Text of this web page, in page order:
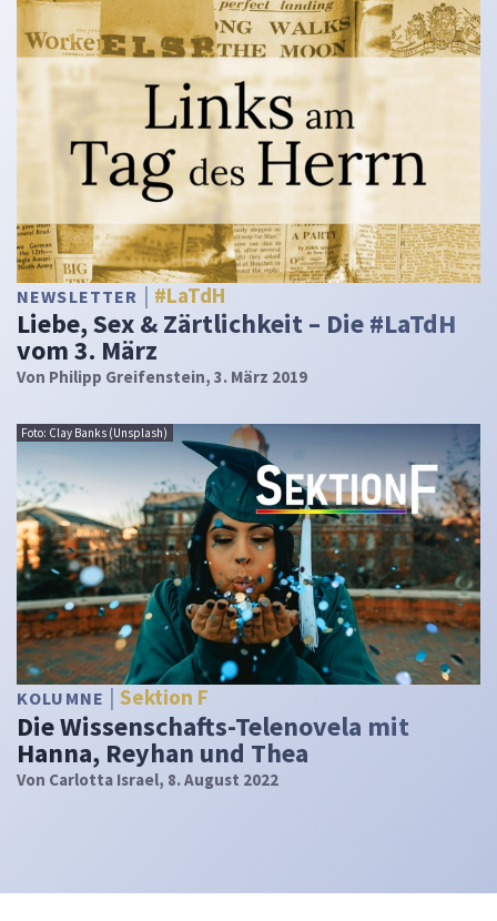
NEWSLETTER #LaTdH
Liebe, Sex & Zärtlichkeit – Die #LaTdH
vom 3. März
Von Philipp Greifenstein, 3. März 2019
Foto: Clay Banks (Unsplash)
KOLUMNE Sektion F
Die Wissenschafts-Telenovela mit
Hanna, Reyhan und Thea
Von Carlotta Israel, 8. August 2022